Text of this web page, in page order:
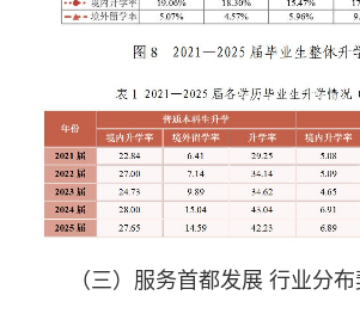
（三）服务首都发展 行业分